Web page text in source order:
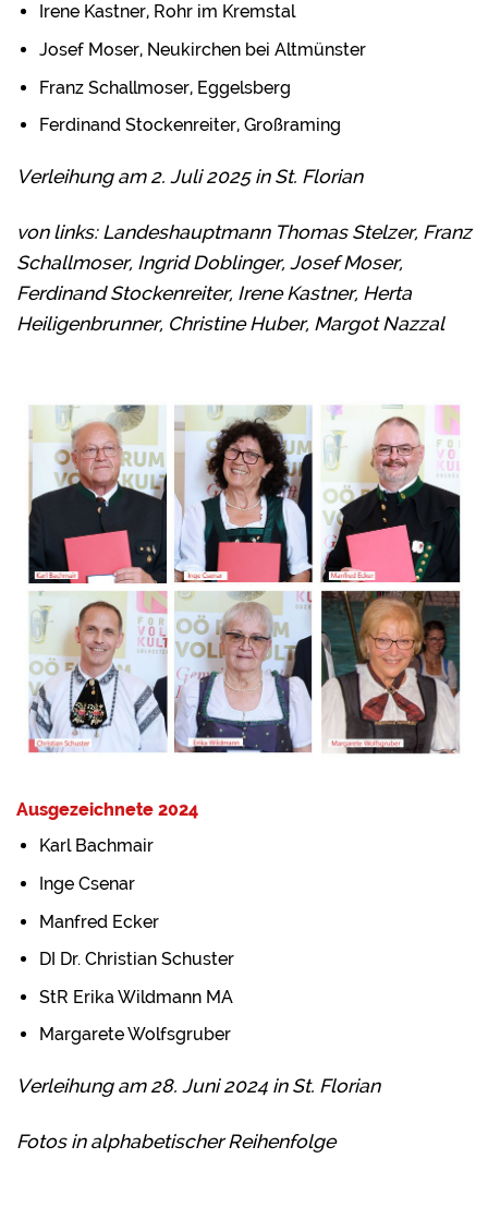
Irene Kastner, Rohr im Kremstal
Josef Moser, Neukirchen bei Altmünster
Franz Schallmoser, Eggelsberg
Ferdinand Stockenreiter, Großraming
Verleihung am 2. Juli 2025 in St. Florian
von links: Landeshauptmann Thomas Stelzer, Franz
Schallmoser, Ingrid Doblinger, Josef Moser,
Ferdinand Stockenreiter, Irene Kastner, Herta
Heiligenbrunner, Christine Huber, Margot Nazzal
Ausgezeichnete 2024
Karl Bachmair
Inge Csenar
Manfred Ecker
DI Dr. Christian Schuster
StR Erika Wildmann MA
Margarete Wolfsgruber
Verleihung am 28. Juni 2024 in St. Florian
Fotos in alphabetischer Reihenfolge